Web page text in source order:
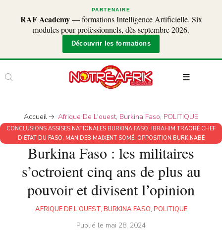
PARTENAIRE
RAF Academy— formations Intelligence Artificielle. Six
modules pour professionnels, dès septembre 2026.
Découvrir les formations
Accueil Afrique De L'ouest, Burkina Faso, POLITIQUE
CONCLUSIONS ASSISES NATIONALES BURKINA FASO, IBRAHIM TRAORÉ CHEF
D’ÉTAT DU FASO, MANIDEB MAIXENT SOMÉ, OPPOSITION BURKINABÉ
Burkina Faso : les militaires
s’octroient cinq ans de plus au
pouvoir et divisent l’opinion
AFRIQUE DE L'OUEST, BURKINA FASO, POLITIQUE
Publié le mai 28, 2024